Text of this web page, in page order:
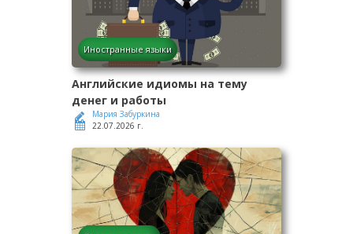
Иностранные языки
Английские идиомы на тему
денег и работы
Мария Забуркина
22.07.2026 г.